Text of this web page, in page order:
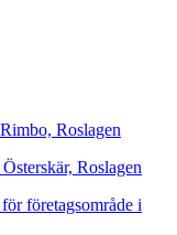
Roslagen
Roslagen
företagsområde i